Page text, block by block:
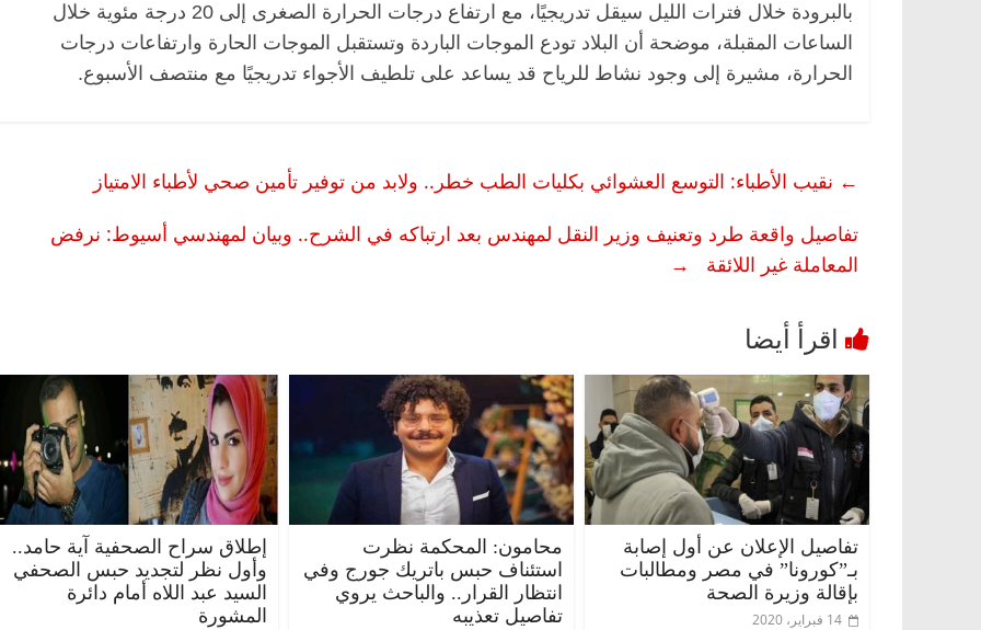
بالبرودة خلال فترات الليل سيقل تدريجيًا، مع ارتفاع درجات الحرارة الصغرى إلى 20 درجة مئوية خلال
الساعات المقبلة، موضحة أن البلاد تودع الموجات الباردة وتستقبل الموجات الحارة وارتفاعات درجات
الحرارة، مشيرة إلى وجود نشاط للرياح قد يساعد على تلطيف الأجواء تدريجيًا مع منتصف الأسبوع.
← نقيب الأطباء: التوسع العشوائي بكليات الطب خطر.. ولابد من توفير تأمين صحي لأطباء الامتياز
تفاصيل واقعة طرد وتعنيف وزير النقل لمهندس بعد ارتباكه في الشرح.. وبيان لمهندسي أسيوط: نرفض
المعاملة غير اللائقة
→
تفاصيل الإعلان عن أول إصابة
بـ”كورونا” في مصر ومطالبات
بإقالة وزيرة الصحة
14 فبراير، 2020
محامون: المحكمة نظرت
استئناف حبس باتريك جورج وفي
انتظار القرار.. والباحث يروي
تفاصيل تعذيبه
إطلاق سراح الصحفية آية حامد..
وأول نظر لتجديد حبس الصحفي
السيد عبد اللاه أمام دائرة
المشورة
الحبايب
22
مصر ناس وناس
مقعد شاغر على مائدة الإفطار.. يحيى
حسين عبدالهادي فارس مقاومة
الخصخصة الذي دافع عن المال العام
(بروفايل)
الرئيسية مصر ناس وناس
في ذكرى رحيله.. د. نور فرحات فقيه
قانوني دافع عن قضايا الوطن وانحاز
للحرية (بروفايل)
26 يناير، 2026
ناس وناس
فاروق.. خبير اقتصادي
ميلاده وحيداً على أبواب